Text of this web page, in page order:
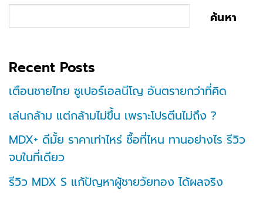
ค้นหา
Recent Posts
เตือนชายไทย ซูเปอร์เอลนีโญ อันตรายกว่าที่คิด
เล่นกล้าม แต่กล้ามไม่ขึ้น เพราะโปรตีนไม่ถึง ?
MDX+ ดีมั้ย ราคาเท่าไหร่ ซื้อที่ไหน ทานอย่างไร รีวิว
จบในที่เดียว
รีวิว MDX S แก้ปัญหาผู้ชายวัยทอง ได้ผลจริง